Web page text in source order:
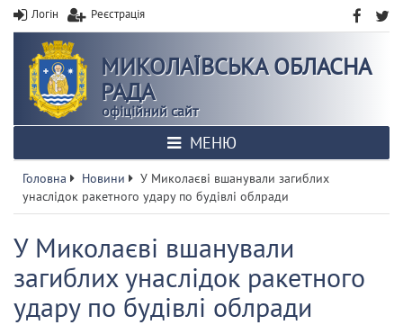
Логін Реєстрація
МИКОЛАЇВСЬКА ОБЛАСНА
РАДА
офіційний сайт
МЕНЮ
Головна Новини
У Миколаєві вшанували загиблих
унаслідок ракетного удару по будівлі облради
У Миколаєві вшанували
загиблих унаслідок ракетного
удару по будівлі облради